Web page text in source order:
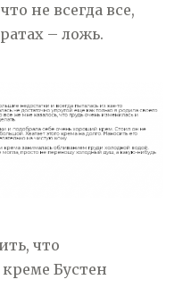
не всегда все,
– ложь.
что
Бустен